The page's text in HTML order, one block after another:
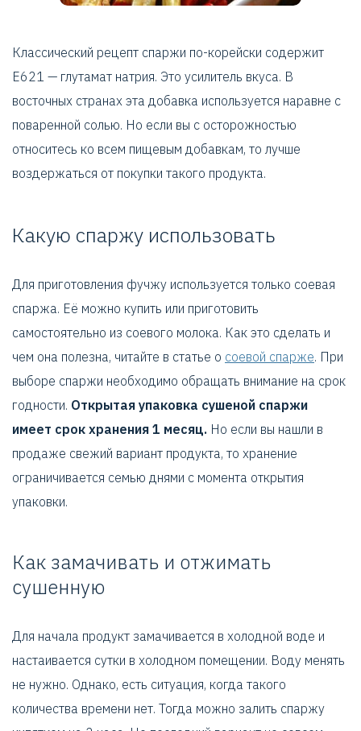
Классический рецепт спаржи по-корейски содержит
Е621 — глутамат натрия. Это усилитель вкуса. В
восточных странах эта добавка используется наравне с
поваренной солью. Но если вы с осторожностью
относитесь ко всем пищевым добавкам, то лучше
воздержаться от покупки такого продукта.
Какую спаржу использовать
Для приготовления фучжу используется только соевая
спаржа. Её можно купить или приготовить
самостоятельно из соевого молока. Как это сделать и
чем она полезна, читайте в статье о соевой спарже. При
выборе спаржи необходимо обращать внимание на срок
годности. Открытая упаковка сушеной спаржи
имеет срок хранения 1 месяц. Но если вы нашли в
продаже свежий вариант продукта, то хранение
ограничивается семью днями с момента открытия
упаковки.
Как замачивать и отжимать
сушенную
Для начала продукт замачивается в холодной воде и
настаивается сутки в холодном помещении. Воду менять
не нужно. Однако, есть ситуация, когда такого
количества времени нет. Тогда можно залить спаржу